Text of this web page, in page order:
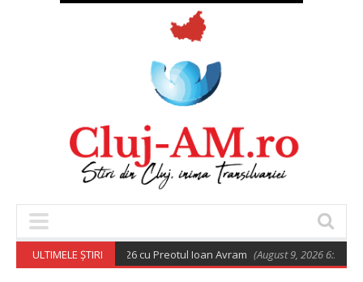
ULTIMELE ȘTIRI
din 9 august 2026 cu Preotul Ioan Avram (August 9, 2026 6:28 am)